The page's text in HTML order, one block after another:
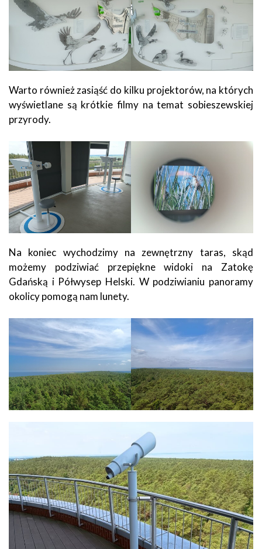
Warto również zasiąść do kilku projektorów, na których
wyświetlane są krótkie filmy na temat sobieszewskiej
przyrody.
Na koniec wychodzimy na zewnętrzny taras, skąd
możemy podziwiać przepiękne widoki na Zatokę
Gdańską i Półwysep Helski. W podziwianiu panoramy
okolicy pomogą nam lunety.